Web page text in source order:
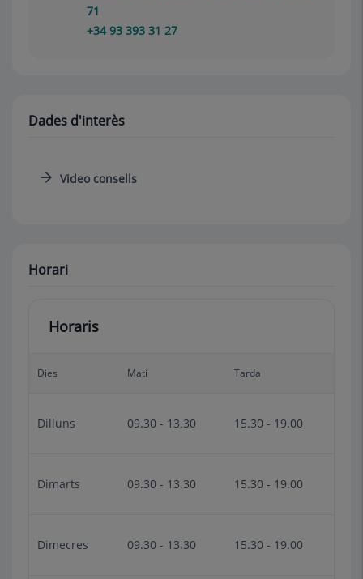
71
+34 93 393 31 27
Dades d'interès
Video consells
Horari
Horaris
Dies Matí Tarda
Dilluns 09.30 - 13.30 15.30 - 19.00
Dimarts 09.30 - 13.30 15.30 - 19.00
Dimecres 09.30 - 13.30 15.30 - 19.00